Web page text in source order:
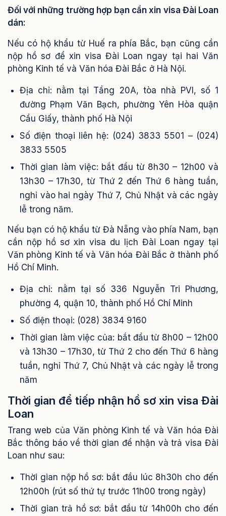
Đối với những trường hợp bạn cần xin visa Đài Loan
dán:
Nếu có hộ khẩu từ Huế ra phía Bắc, bạn cũng cần
nộp hồ sơ để xin visa Đài Loan ngay tại hai Văn
phòng Kinh tế và Văn hóa Đài Bắc ở Hà Nội.
Địa chỉ: nằm tại Tầng 20A, tòa nhà PVI, số 1
đường Phạm Văn Bạch, phường Yên Hòa quận
Cầu Giấy, thành phố Hà Nội
Số điện thoại liên hệ: (024) 3833 5501 – (024)
3833 5505
Thời gian làm việc: bắt đầu từ 8h30 – 12h00 và
13h30 – 17h30, từ Thứ 2 đến Thứ 6 hàng tuần,
nghỉ vào hai ngày Thứ 7, Chủ Nhật và các ngày
lễ trong năm.
Nếu bạn có hộ khẩu từ Đà Nẵng vào phía Nam, bạn
cần nộp hồ sơ xin visa du lịch Đài Loan ngay tại
Văn phòng Kinh tế và Văn hóa Đài Bắc ở thành phố
Hồ Chí Minh.
Địa chỉ: nằm tại số 336 Nguyễn Tri Phương,
phường 4, quận 10, thành phố Hồ Chí Minh
Số điện thoại: (028) 3834 9160
Thời gian làm việc của: bắt đầu từ 8h00 – 12h00
và 13h30 – 17h30, từ Thứ 2 cho đến Thứ 6 hàng
tuần, nghỉ Thứ 7, Chủ Nhật và các ngày lễ trong
năm
Thời gian để tiếp nhận hồ sơ xin visa Đài
Loan
Trang web của Văn phòng Kinh tế và Văn hóa Đài
Bắc thông báo về thời gian để nhận và trả visa Đài
Loan như sau:
Thời gian nộp hồ sơ: bắt đầu lúc 8h30h cho đến
12h00h (rút số thứ tự trước 11h00 trong ngày)
Thời gian trả hồ sơ: bắt đầu từ 14h00h cho đến